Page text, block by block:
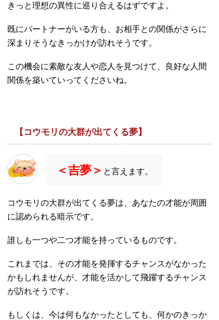
きっと理想の異性に巡り合えるはずですよ。
既にパートナーがいる方も、お相手との関係がさらに
深まりそうなきっかけが訪れそうです。
この機会に素敵な友人や恋人を見つけて、良好な人間
関係を築いていってくださいね。
【コウモリの大群が出てくる夢】
＜吉夢＞ と言えます。
コウモリの大群が出てくる夢は、あなたの才能が周囲
に認められる暗示です。
誰しも一つや二つ才能を持っているものです。
これまでは、その才能を発揮するチャンスがなかった
かもしれませんが、才能を活かして飛躍するチャンス
が訪れそうです。
もしくは、今は何もなかったとしても、何かのきっか